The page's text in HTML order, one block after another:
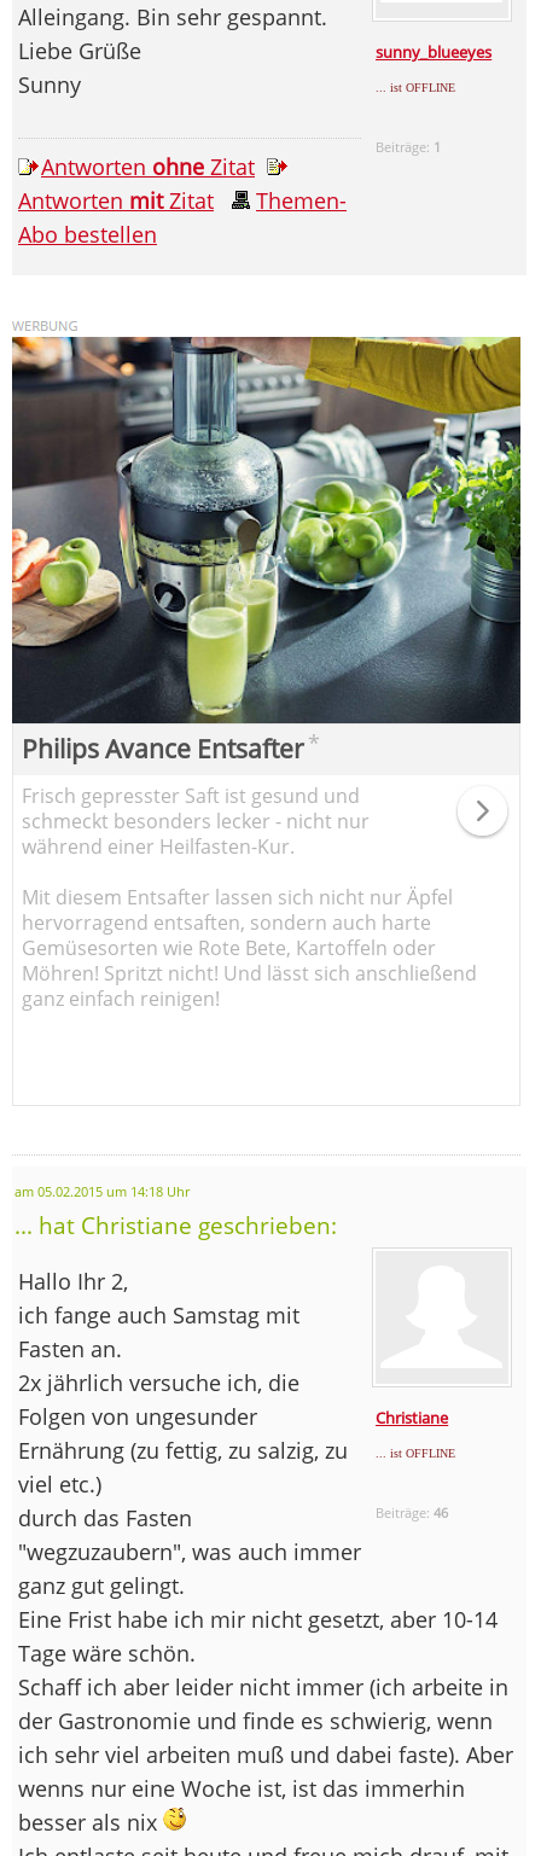
sunny_blueeyes
... ist OFFLINE
Beiträge: 1
Alleingang. Bin sehr gespannt.
Liebe Grüße
Sunny
Antworten ohne Zitat
Antworten mitZitat
Themen-
Abo bestellen
Philips Avance Entsafter*
Frisch gepresster Saft ist gesund und
schmeckt besonders lecker - nicht nur
während einer Heilfasten-Kur.
Mit diesem Entsafter lassen sich nicht nur Äpfel
hervorragend entsaften, sondern auch harte
Gemüsesorten wie Rote Bete, Kartoffeln oder
Möhren! Spritzt nicht! Und lässt sich anschließend
ganz einfach reinigen!
am 05.02.2015 um 14:18 Uhr
... hat Christiane geschrieben:
Christiane
... ist OFFLINE
Beiträge:46
Hallo Ihr 2,
ich fange auch Samstag mit
Fasten an.
2x jährlich versuche ich, die
Folgen von ungesunder
Ernährung (zu fettig, zu salzig, zu
viel etc.)
durch das Fasten
"wegzuzaubern", was auch immer
ganz gut gelingt.
Eine Frist habe ich mir nicht gesetzt, aber 10-14
Tage wäre schön.
Schaff ich aber leider nicht immer (ich arbeite in
der Gastronomie und finde es schwierig, wenn
ich sehr viel arbeiten muß und dabei faste). Aber
wenns nur eine Woche ist, ist das immerhin
besser als nix